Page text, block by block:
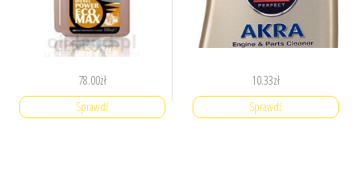
78.00zł
Sprawdź
10.33zł
Sprawdź